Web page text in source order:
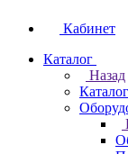
Кабинет
Каталог
Назад
Каталог